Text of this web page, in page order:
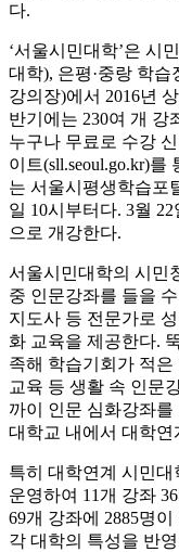
다.
‘서울시민대학’은 시
대학), 은평·중랑 학
강의장)에서 2016년
반기에는 230여 개 강
누구나 무료로 수강
이트(sll.seoul.go.kr)
는 서울시평생학습포
일 10시부터다. 3월
으로 개강한다.
서울시민대학의 시민
중 인문강좌를 들을
지도사 등 전문가로
화 교육을 제공한다.
족해 학습기회가 적
교육 등 생활 속 인문
까이 인문 심화강좌
대학교 내에서 대학
특히 대학연계 시민대
운영하여 11개 강좌
69개 강좌에 2885명
각 대학의 특성을 반